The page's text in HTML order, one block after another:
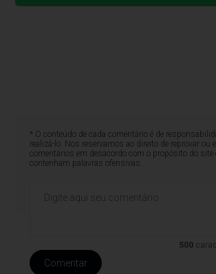
* O conteúdo de cada comentário é de
realizá-lo. Nos reservamos ao direito de reprovar ou
comentários em desacordo com o propósito do site
contenham palavras ofensivas.
500
Comentar